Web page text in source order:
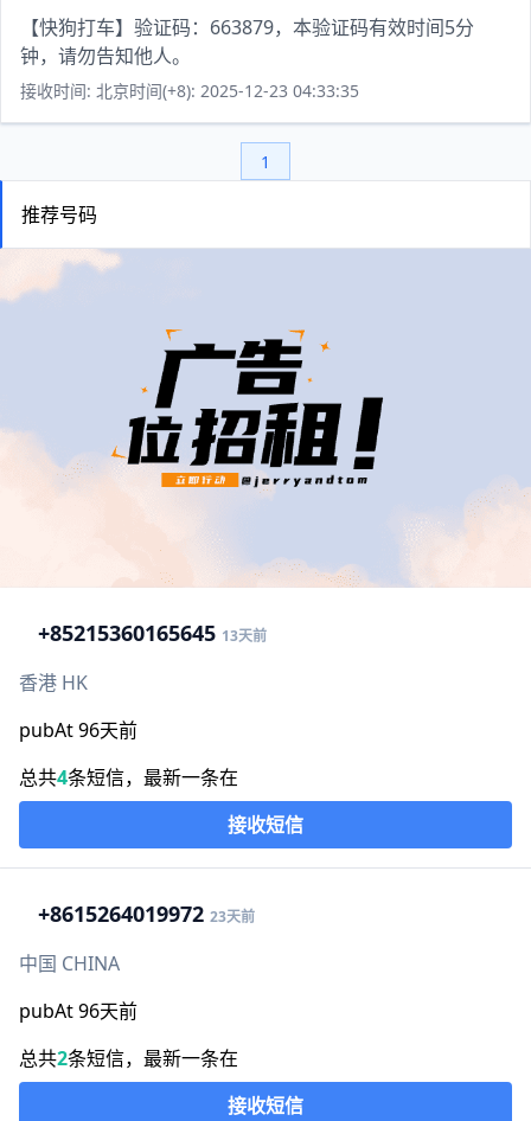
【快狗打车】验证码：663879，本验证码有效时间5分
钟，请勿告知他人。
接收时间: 北京时间(+8): 2025-12-23 04:33:35
1
推荐号码
+85215360165645 13天前
香港 HK
pubAt 96天前
总共4条短信，最新一条在
接收短信
+8615264019972 23天前
中国 CHINA
pubAt 96天前
总共2条短信，最新一条在
接收短信